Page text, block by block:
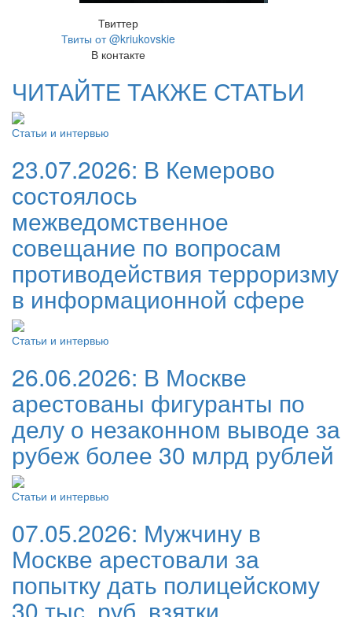
Твиттер
Твиты от @kriukovskie
В контакте
ЧИТАЙТЕ ТАКЖЕ СТАТЬИ
Статьи и интервью
23.07.2026: В Кемерово
состоялось
межведомственное
совещание по вопросам
противодействия терроризму
в информационной сфере
Статьи и интервью
26.06.2026: В Москве
арестованы фигуранты по
делу о незаконном выводе за
рубеж более 30 млрд рублей
Статьи и интервью
07.05.2026: Мужчину в
Москве арестовали за
попытку дать полицейскому